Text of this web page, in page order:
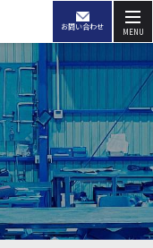
お問い合わせ
MENU